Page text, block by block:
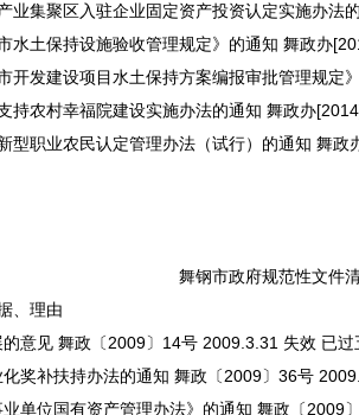
业集聚区入驻企业固定资产投资认定实施办
水土保持设施验收管理规定》的通知 舞政办
开发建设项目水土保持方案编报审批管理规
持农村幸福院建设实施办法的通知 舞政办
型职业农民认定管理办法（试行）的通知 舞
舞钢市政府规范性文件
、理由
意见 舞政〔2009〕14号 2009.3.31 失效 已过
奖补扶持办法的通知 舞政〔2009〕36号
单位国有资产管理办法》的通知 舞政〔2009